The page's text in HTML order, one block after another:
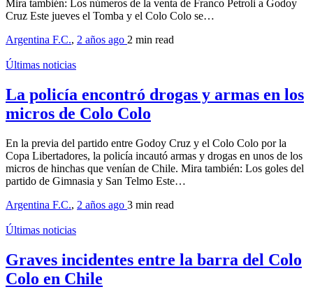
Mira también: Los números de la venta de Franco Petroli a Godoy
Cruz Este jueves el Tomba y el Colo Colo se…
Argentina F.C., 2 años ago 2 min read
Últimas noticias
La policía encontró drogas y armas en los
micros de Colo Colo
En la previa del partido entre Godoy Cruz y el Colo Colo por la
Copa Libertadores, la policía incautó armas y drogas en unos de los
micros de hinchas que venían de Chile. Mira también: Los goles del
partido de Gimnasia y San Telmo Este…
Argentina F.C., 2 años ago 3 min read
Últimas noticias
Graves incidentes entre la barra del Colo
Colo en Chile